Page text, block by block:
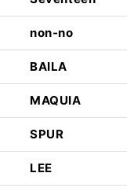
non-no
BAILA
MAQUIA
SPUR
LEE